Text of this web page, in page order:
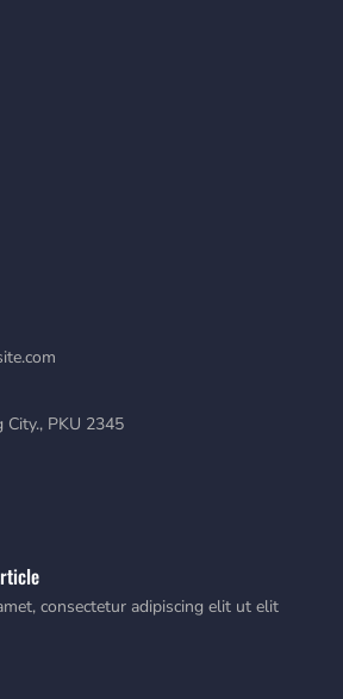
City., PKU 2345
consectetur adipiscing elit ut elit